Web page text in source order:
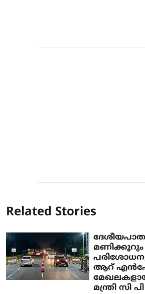
Related Stories
ആറ്
മന്ത്രി സി